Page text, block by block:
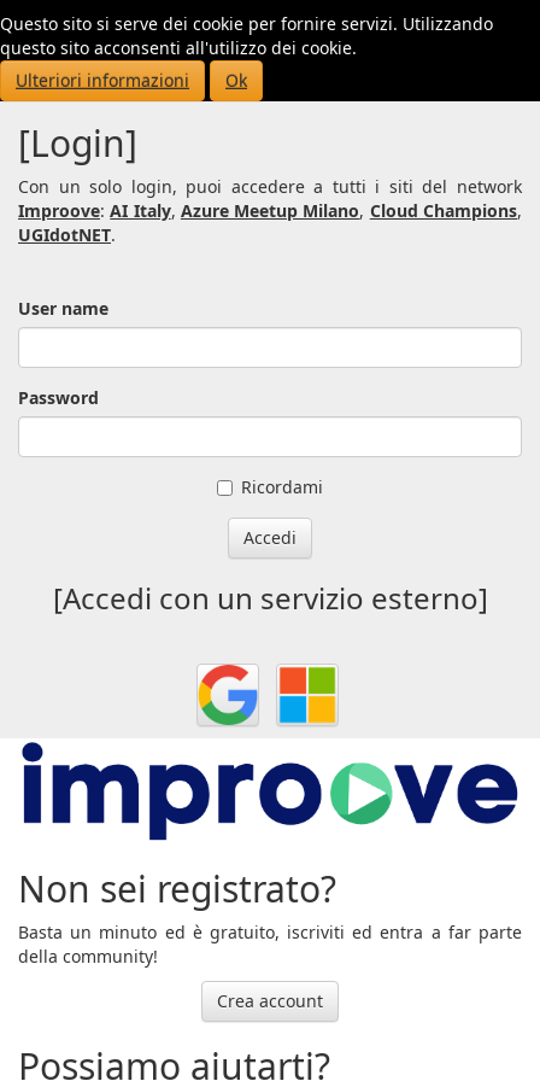
Questo sito si serve dei cookie per fornire servizi. Utilizzando
questo sito acconsenti all'utilizzo dei cookie.
Ulteriori informazioni
Ok
[Login]
Con un solo login, puoi accedere a tutti i siti del network
Improove:AI Italy, Azure Meetup Milano, Cloud Champions,
UGIdotNET.
User name
Password
Ricordami
Accedi
[Accedi con un servizio esterno]
Non sei registrato?
Basta un minuto ed è gratuito, iscriviti ed entra a far parte
della community!
Crea account
Possiamo aiutarti?